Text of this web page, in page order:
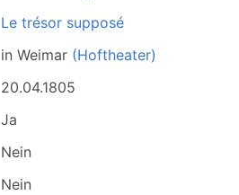
Le trésor supposé
inWeimar (Hoftheater)
20.04.1805
Ja
Nein
Nein